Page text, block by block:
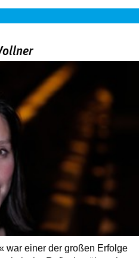
war einer der großen Erfolge